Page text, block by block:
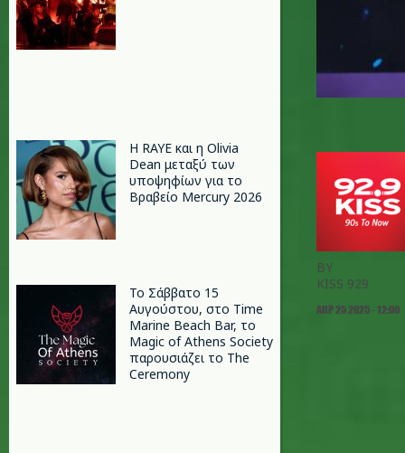
Η RAYE και η Olivia
Dean μεταξύ των
υποψηφίων για το
Βραβείο Mercury 2026
Το Σάββατο 15
Αυγούστου, στο Time
Marine Beach Bar, το
Magic of Athens Society
παρουσιάζει το The
Ceremony
BY
KISS 929
ΑΠΡ 25 2025 - 12:00